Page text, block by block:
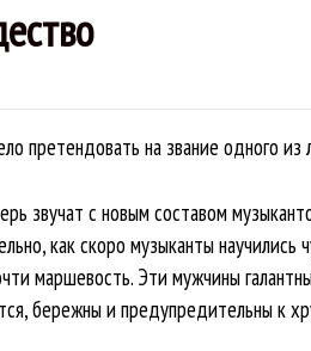
претендовать на звание одного из
звучат с новым составом
как скоро музыканты научились
маршевость. Эти мужчины
бережны и предупредительны к